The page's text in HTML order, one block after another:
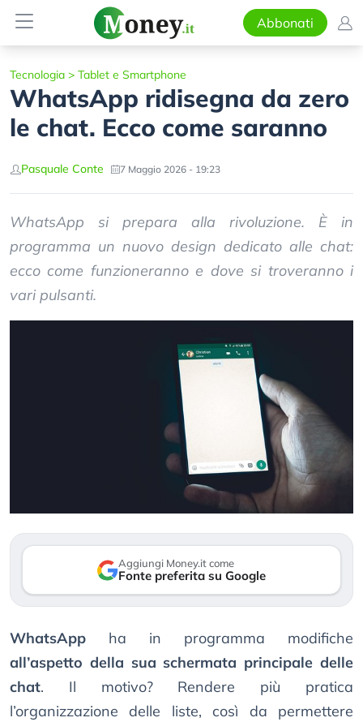
Abbonati
Tecnologia > Tablet e Smartphone
WhatsApp ridisegna da zero
le chat. Ecco come saranno
Pasquale Conte 7 Maggio 2026 - 19:23
WhatsApp si prepara alla rivoluzione. È in
programma un nuovo design dedicato alle chat:
ecco come funzioneranno e dove si troveranno i
vari pulsanti.
Aggiungi Money.it come
Fonte preferita su Google
WhatsApp ha in programma modifiche
all’aspetto della sua schermata principale delle
chat. Il motivo? Rendere più pratica
l’organizzazione delle liste, così da permettere